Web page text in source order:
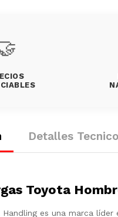
Detalles
Toyota
es una marca